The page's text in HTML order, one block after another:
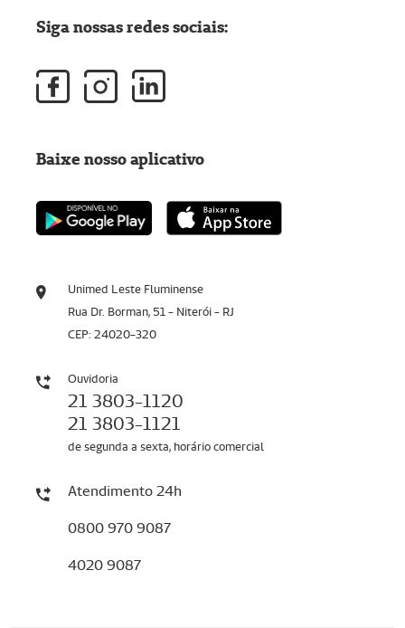
Unimed Leste Fluminense
Rua Dr. Borman, 51 - Niterói - RJ
CEP: 24020-320
Ouvidoria
21 3803-1120
21 3803-1121
de segunda a sexta, horário comercial
Atendimento 24h
0800 970 9087
4020 9087
Siga nossas redes sociais:
Baixe nosso aplicativo